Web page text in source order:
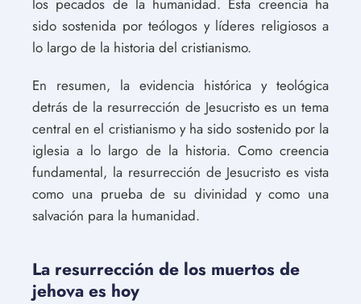
los pecados de la humanidad. Esta creencia ha
sido sostenida por teólogos y líderes religiosos a
lo largo de la historia del cristianismo.
En resumen, la evidencia histórica y teológica
detrás de la resurrección de Jesucristo es un tema
central en el cristianismo y ha sido sostenido por la
iglesia a lo largo de la historia. Como creencia
fundamental, la resurrección de Jesucristo es vista
como una prueba de su divinidad y como una
salvación para la humanidad.
La resurrección de los muertos de
jehova es hoy